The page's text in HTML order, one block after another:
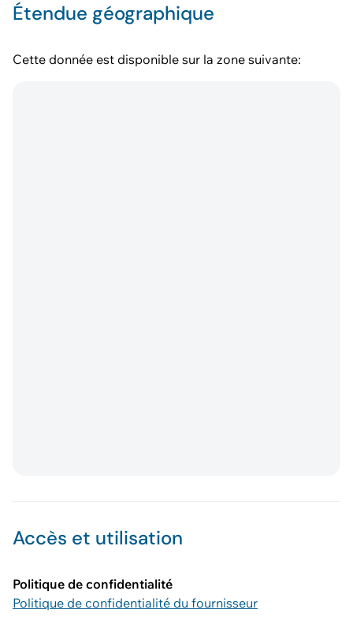
Étendue géographique
Cette donnée est disponible sur la zone suivante:
Accès et utilisation
Politique de confidentialité
Politique de confidentialité du fournisseur